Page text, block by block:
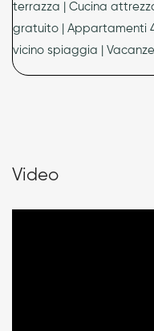
terrazza vista mare a
turistico con cucina a
indipendenti. La
parcheggio a Moneglia
ogni esigenza. Gli spazi
praticità e qualità per
terrazza | Cucina
gratuito | Appartamenti
vicino spiaggia |
Video